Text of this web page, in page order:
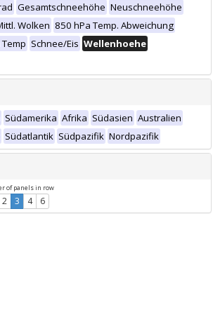
Gesamtschneehöhe Neuschneehöhe
Wolken 850 hPa Temp. Abweichung
Schnee/Eis Wellenhoehe
Südamerika Afrika Südasien Australien
Südatlantik Südpazifik Nordpazifik
of panels in row
2 3 4 6